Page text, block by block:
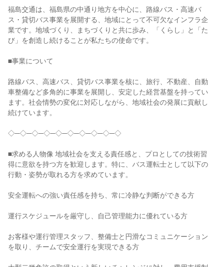
福島交通は、福島県の中通り地方を中心に、路線バス・高速バ
ス・貸切バス事業を展開する、地域にとって不可欠なインフラ企
業です。地域づくり、まちづくりと共に歩み、「くらし」と「た
び」を創造し続けることが私たちの使命です。
■事業について
路線バス、高速バス、貸切バス事業を核に、旅行、不動産、自動
車整備など多角的に事業を展開し、安定した経営基盤を持ってい
ます。社会情勢の変化に対応しながら、地域社会の発展に貢献し
続けています。
◇─◇─◇─◇─◇─◇─◇─◇─◇─◇
■求める人物像 地域社会を支える責任感と、プロとしての技術習
得に意欲を持つ方を歓迎します。特に、バス運転士として以下の
行動・姿勢が取れる方を求めています。
安全運転への強い責任感を持ち、常に冷静な判断ができる方
運行スケジュールを厳守し、自己管理能力に優れている方
お客様や運行管理スタッフ、整備士と円滑なコミュニケーション
を取り、チームで安全運行を実現できる方